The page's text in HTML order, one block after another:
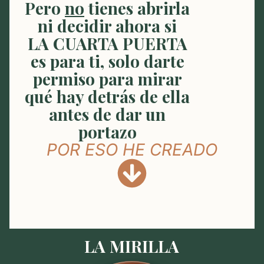
Pero notienes abrirla
ni decidir ahora si
LA CUARTA PUERTA
es para ti, solo darte
permiso para mirar
qué hay detrás de ella
antes de dar un
portazo
POR ESO HE CREADO
LA MIRILLA